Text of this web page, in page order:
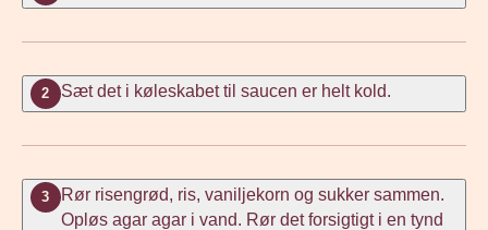
2 Sæt det i køleskabet til saucen er helt kold.
3
Rør risengrød, ris, vaniljekorn og sukker sammen.
Opløs agar agar i vand. Rør det forsigtigt i en tynd